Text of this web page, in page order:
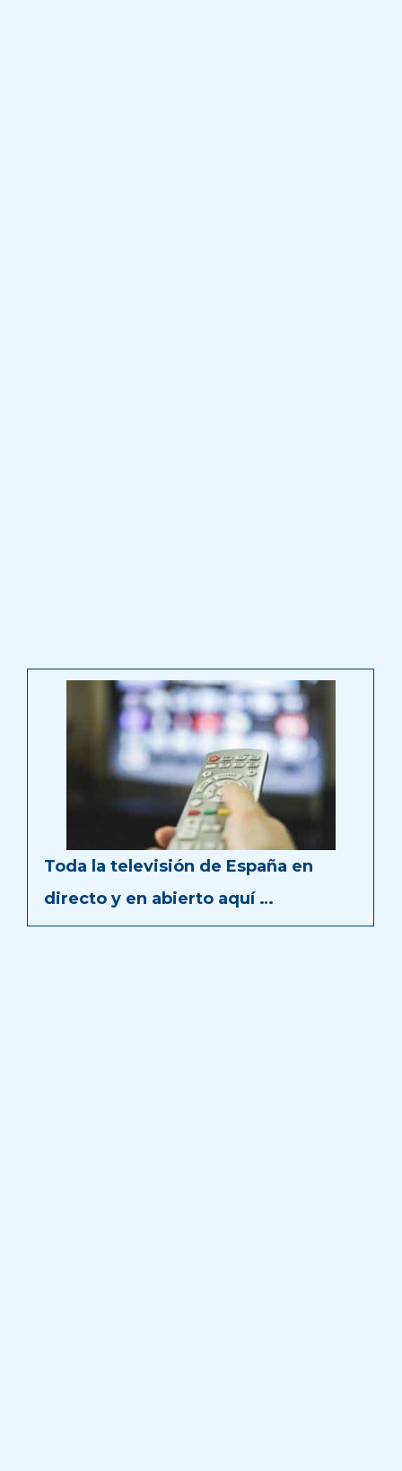
Toda la televisión de España en
directo y en abierto aquí …